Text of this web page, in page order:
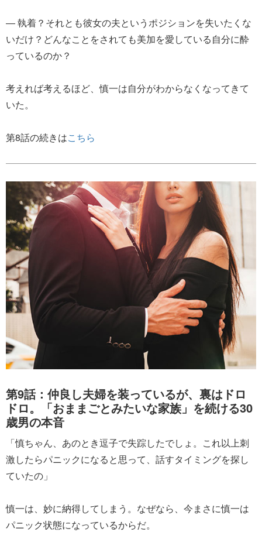
― 執着？それとも彼女の夫というポジションを失いたくな
いだけ？どんなことをされても美加を愛している自分に酔
っているのか？
考えれば考えるほど、慎一は自分がわからなくなってきて
いた。
第8話の続きはこちら
第9話：仲良し夫婦を装っているが、裏はドロ
ドロ。「おままごとみたいな家族」を続ける30
歳男の本音
「慎ちゃん、あのとき逗子で失踪したでしょ。これ以上刺
激したらパニックになると思って、話すタイミングを探し
ていたの」
慎一は、妙に納得してしまう。なぜなら、今まさに慎一は
パニック状態になっているからだ。